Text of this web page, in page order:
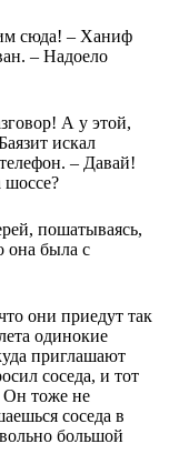
сюда! – Ханиф
– Надоело
А у этой,
искал
– Давай!
шоссе?
пошатываясь,
она была с
они приедут так
одинокие
приглашают
соседа, и тот
Он тоже не
соседа в
большой